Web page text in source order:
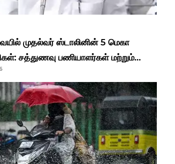
முதல்வர் ஸ்டாலினின் 5 மெகா
சத்துணவு பணியாளர்கள் மற்றும்
ஜாக்பாட்!